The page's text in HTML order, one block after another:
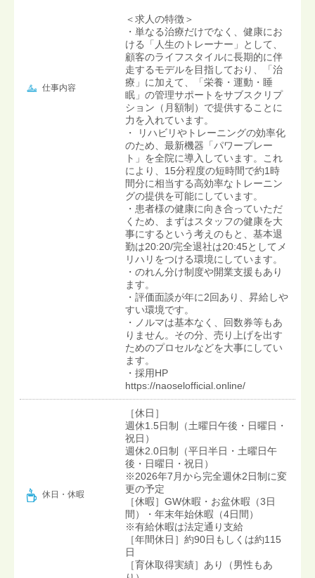
仕事内容
＜求人の特徴＞
・単なる治療だけでなく、健康にお
ける「人生のトレーナー」として、
顧客のライフスタイルに長期的に伴
走するモデルを目指しており、「治
療」に加えて、「栄養・運動・睡
眠」の管理サポートをサブスクリプ
ション（月額制）で提供することに
力を入れています。
・ リハビリやトレーニングの効率化
のため、最新機器「パワープレー
ト」を全院に導入しています。これ
により、15分程度の短時間で約1時
間分に相当する高効率なトレーニン
グの提供を可能にしています。
・患者様の健康に向き合っていただ
くため、まずはスタッフの健康を大
事にするという考えのもと、基本退
勤は20:20/完全退社は20:45としてメ
リハリをつける環境にしています。
・のれん分け制度や開業支援もあり
ます。
・評価面談が年に2回あり、昇給しや
すい環境です。
・ノルマは基本なく、回数券等もあ
りません。その分、売り上げを出す
ためのプロセルなどを大事にしてい
ます。
・採用HP
https://naoselofficial.online/
休日・休暇
［休日］
週休1.5日制（土曜日午後・日曜日・
祝日）
週休2.0日制（平日半日・土曜日午
後・日曜日・祝日）
※2026年7月から完全週休2日制に変
更の予定
［休暇］GW休暇・お盆休暇（3日
間）・年末年始休暇（4日間）
※有給休暇は法定通り支給
［年間休日］約90日もしくは約115
日
［育休取得実績］あり（男性もあ